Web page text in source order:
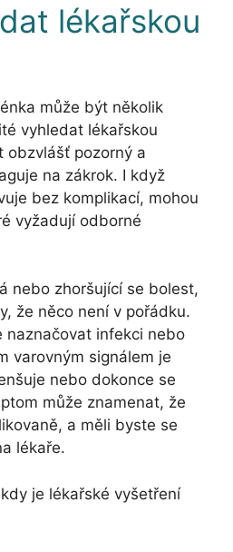
lékařskou
může být několik
vyhledat lékařskou
obzvlášť pozorný a
na zákrok. I když
bez komplikací, mohou
vyžadují odborné
nebo zhoršující se bolest,
že něco není v pořádku.
naznačovat infekci nebo
varovným signálem je
nebo dokonce se
může znamenat, že
a měli byste se
lékaře.
je lékařské vyšetření